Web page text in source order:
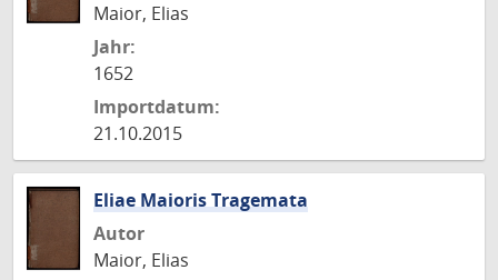
Maior, Elias
Jahr:
1652
Importdatum:
21.10.2015
Eliae Maioris Tragemata
Autor
Maior, Elias